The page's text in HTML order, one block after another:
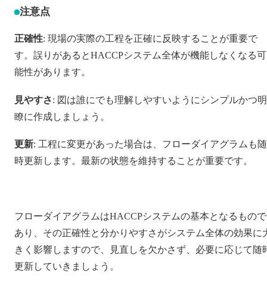
注意点
正確性: 現場の実際の工程を正確に反映することが重要で
す。誤りがあるとHACCPシステム全体が機能しなくなる可
能性があります。
見やすさ: 図は誰にでも理解しやすいようにシンプルかつ明
瞭に作成しましょう。
更新: 工程に変更があった場合は、フローダイアグラムも随
時更新します。最新の状態を維持することが重要です。
フローダイアグラムはHACCPシステムの基本となるもので
あり、その正確性と分かりやすさがシステム全体の効果に
きく影響しますので、見直しを欠かさず、必要に応じて随
更新していきましょう。